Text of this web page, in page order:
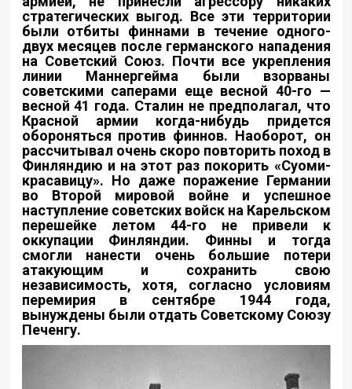
стратегических выгод. Все эти территории
были отбиты финнами в течение одного-
двух месяцев после германского нападения
на Советский Союз. Почти все укрепления
линии Маннергейма были взорваны
советскими саперами еще весной 40-го —
весной 41 года. Сталин не предполагал, что
Красной армии когда-нибудь придется
обороняться против финнов. Наоборот, он
рассчитывал очень скоро повторить поход в
Финляндию и на этот раз покорить «Суоми-
красавицу». Но даже поражение Германии
во Второй мировой войне и успешное
наступление советских войск на Карельском
перешейке летом 44-го не привели к
оккупации Финляндии. Финны и тогда
смогли нанести очень большие потери
атакующим и сохранить свою
независимость, хотя, согласно условиям
перемирия в сентябре 1944 года,
вынуждены были отдать Советскому Союзу
Печенгу.